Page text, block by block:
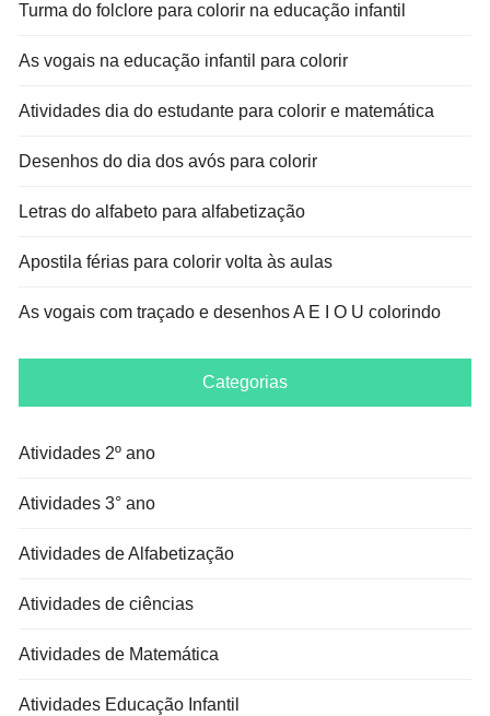
Turma do folclore para colorir na educação infantil
As vogais na educação infantil para colorir
Atividades dia do estudante para colorir e matemática
Desenhos do dia dos avós para colorir
Letras do alfabeto para alfabetização
Apostila férias para colorir volta às aulas
As vogais com traçado e desenhos A E I O U colorindo
Categorias
Atividades 2º ano
Atividades 3° ano
Atividades de Alfabetização
Atividades de ciências
Atividades de Matemática
Atividades Educação Infantil